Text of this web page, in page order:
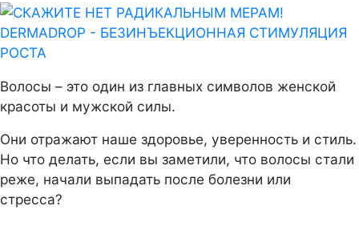
Волосы – это один из главных символов женской
красоты и мужской силы.
Они отражают наше здоровье, уверенность и стиль.
Но что делать, если вы заметили, что волосы стали
реже, начали выпадать после болезни или
стресса?